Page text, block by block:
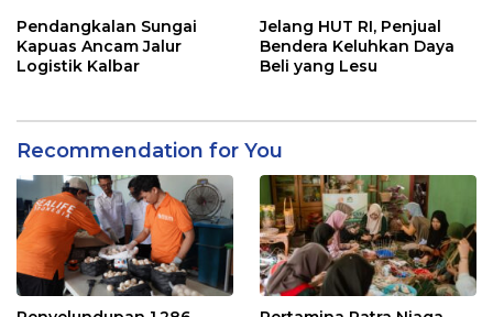
Pendangkalan Sungai
Kapuas Ancam Jalur
Logistik Kalbar
Jelang HUT RI, Penjual
Bendera Keluhkan Daya
Beli yang Lesu
Recommendation for You